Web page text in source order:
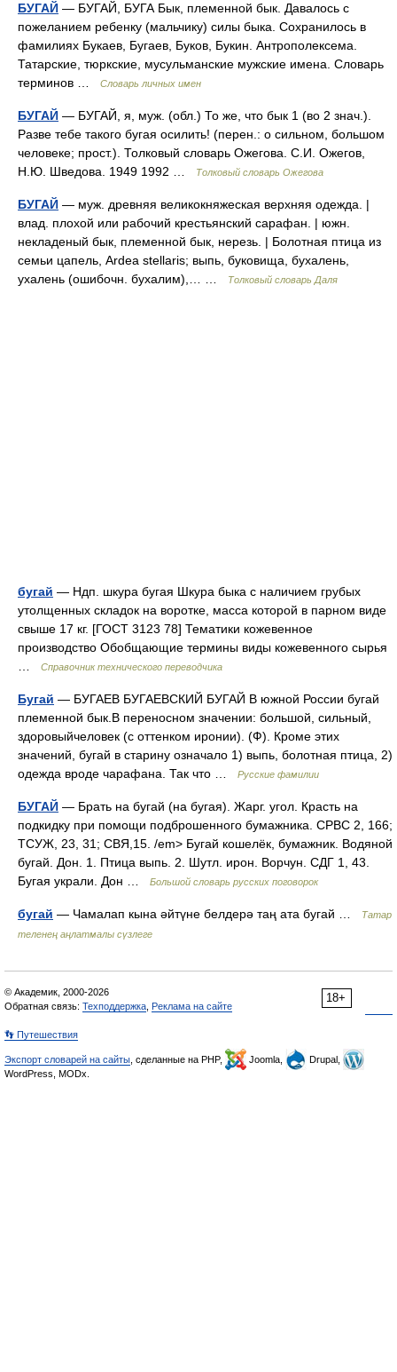
БУГАЙ — БУГАЙ, БУГА Бык, племенной бык. Давалось с
пожеланием ребенку (мальчику) силы быка. Сохранилось в
фамилиях Букаев, Бугаев, Буков, Букин. Антрополексема.
Татарские, тюркские, мусульманские мужские имена. Словарь
терминов …
Словарь личных имен
БУГАЙ — БУГАЙ, я, муж. (обл.) То же, что бык 1 (во 2 знач.).
Разве тебе такого бугая осилить! (перен.: о сильном, большом
человеке; прост.). Толковый словарь Ожегова. С.И. Ожегов,
Н.Ю. Шведова. 1949 1992 …
Толковый словарь Ожегова
БУГАЙ — муж. древняя великокняжеская верхняя одежда. |
влад. плохой или рабочий крестьянский сарафан. | южн.
некладеный бык, племенной бык, нерезь. | Болотная птица из
семьи цапель, Ardea stellaris; выпь, буковища, бухалень,
ухалень (ошибочн. бухалим),… …
Толковый словарь Даля
бугай — Ндп. шкура бугая Шкура быка с наличием грубых
утолщенных складок на воротке, масса которой в парном виде
свыше 17 кг. [ГОСТ 3123 78] Тематики кожевенное
производство Обобщающие термины виды кожевенного сырья
Справочник технического переводчика
Бугай — БУГАЕВ БУГАЕВСКИЙ БУГАЙ В южной России бугай
племенной бык.В переносном значении: большой, сильный,
здоровыйчеловек (с оттенком иронии). (Ф). Кроме этих
значений, бугай в старину означало 1) выпь, болотная птица, 2)
одежда вроде чарафана. Так что …
Русские фамилии
БУГАЙ — Брать на бугай (на бугая). Жарг. угол. Красть на
подкидку при помощи подброшенного бумажника. СРВС 2, 166;
ТСУЖ, 23, 31; СВЯ,15. /em> Бугай кошелёк, бумажник. Водяной
бугай. Дон. 1. Птица выпь. 2. Шутл. ирон. Ворчун. СДГ 1, 43.
Бугая украли. Дон …
Большой словарь русских поговорок
бугай — Чамалап кына әйтүне белдерә таң ата бугай …
Татар
теленең аңлатмалы сүзлеге
18+
© Академик, 2000-2026
Обратная связь: Техподдержка Реклама на сайте
👣 Путешествия
Экспорт словарей на сайты , сделанные на PHP, Joomla,
Drupal,
WordPress, MODx.